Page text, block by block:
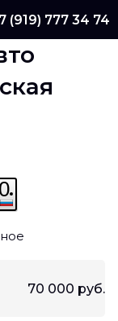
(919) 777 34 74
70 000 руб.